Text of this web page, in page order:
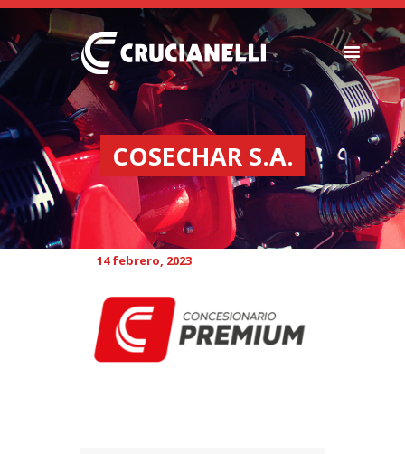
COSECHAR S.A.
SEMBRADORAS
FERTILIZADORAS
INSTITUCIONAL
CONCESIONARIOS
NOVEDADES
RECURSOS
14 febrero, 2023